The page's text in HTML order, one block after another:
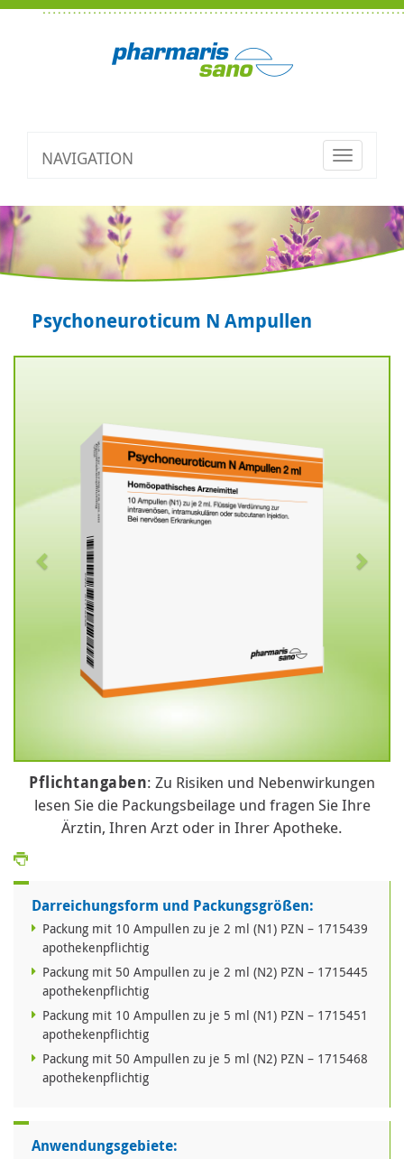
NAVIGATION
Toggle
Psychoneuroticum N Ampullen
Pflichtangaben: Zu Risiken und Nebenwirkungen
lesen Sie die Packungsbeilage und fragen Sie Ihre
Ärztin, Ihren Arzt oder in Ihrer Apotheke.
Darreichungsform und Packungsgrößen:
Packung mit 10 Ampullen zu je 2 ml (N1) PZN – 1715439
apothekenpflichtig
Packung mit 50 Ampullen zu je 2 ml (N2) PZN – 1715445
apothekenpflichtig
Packung mit 10 Ampullen zu je 5 ml (N1) PZN – 1715451
apothekenpflichtig
Packung mit 50 Ampullen zu je 5 ml (N2) PZN – 1715468
apothekenpflichtig
Anwendungsgebiete: